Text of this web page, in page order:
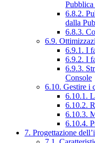
6.8.2.
dalla
6.8.3.
6.9.
6.9.1. I
6.9.2. I
6.9.3.
Console
6.10. Gestire i
6.10.1.
6.10.2.
6.10.3.
6.10.4.
7. Progettazione